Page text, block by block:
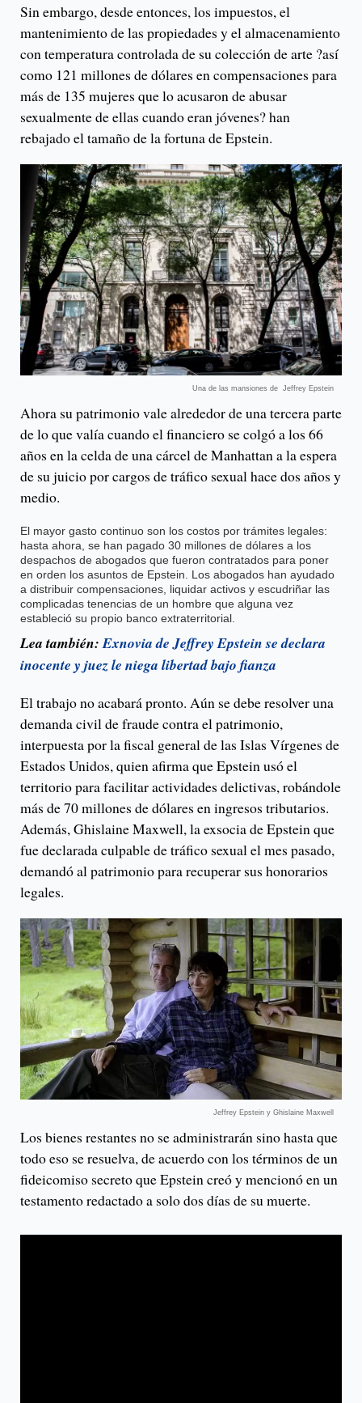
Sin embargo, desde entonces, los impuestos, el
mantenimiento de las propiedades y el almacenamiento
con temperatura controlada de su colección de arte ?así
como 121 millones de dólares en compensaciones para
más de 135 mujeres que lo acusaron de abusar
sexualmente de ellas cuando eran jóvenes? han
rebajado el tamaño de la fortuna de Epstein.
Una de las mansiones de Jeffrey Epstein
Ahora su patrimonio vale alrededor de una tercera parte
de lo que valía cuando el financiero se colgó a los 66
años en la celda de una cárcel de Manhattan a la espera
de su juicio por cargos de tráfico sexual hace dos años y
medio.
El mayor gasto continuo son los costos por trámites legales:
hasta ahora, se han pagado 30 millones de dólares a los
despachos de abogados que fueron contratados para poner
en orden los asuntos de Epstein. Los abogados han ayudado
a distribuir compensaciones, liquidar activos y escudriñar las
complicadas tenencias de un hombre que alguna vez
estableció su propio banco extraterritorial.
Lea también:Exnovia de Jeffrey Epstein se declara
inocente y juez le niega libertad bajo fianza
El trabajo no acabará pronto. Aún se debe resolver una
demanda civil de fraude contra el patrimonio,
interpuesta por la fiscal general de las Islas Vírgenes de
Estados Unidos, quien afirma que Epstein usó el
territorio para facilitar actividades delictivas, robándole
más de 70 millones de dólares en ingresos tributarios.
Además, Ghislaine Maxwell, la exsocia de Epstein que
fue declarada culpable de tráfico sexual el mes pasado,
demandó al patrimonio para recuperar sus honorarios
legales.
Jeffrey Epstein y Ghislaine Maxwell
Los bienes restantes no se administrarán sino hasta que
todo eso se resuelva, de acuerdo con los términos de un
fideicomiso secreto que Epstein creó y mencionó en un
testamento redactado a solo dos días de su muerte.